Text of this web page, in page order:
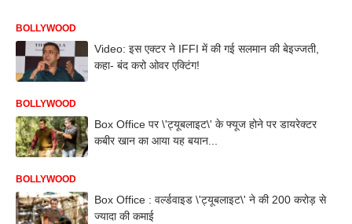
BOLLYWOOD
Video: इस एक्टर ने IFFI में की गई सलमान की बेइज्जती,
कहा- बंद करो ओवर एक्टिंग!
BOLLYWOOD
Box Office पर \'ट्यूबलाइट\' के फ्यूज होने पर डायरेक्टर
कबीर खान का आया यह बयान...
BOLLYWOOD
Box Office : वर्ल्डवाइड \'ट्यूबलाइट\' ने की 200 करोड़ से
ज्यादा की कमाई